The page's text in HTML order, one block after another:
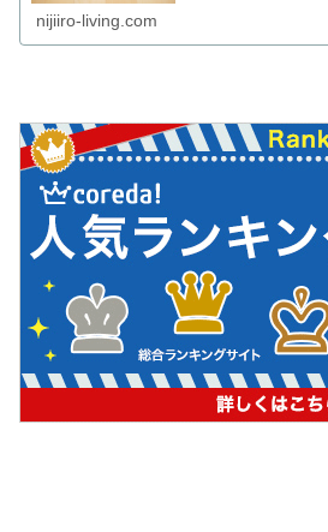
nijiiro-living.com